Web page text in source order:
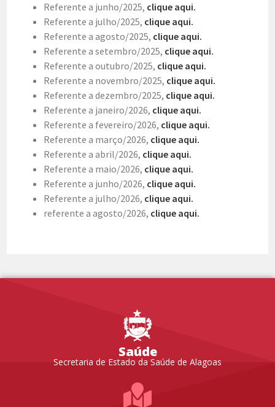
Referente a junho/2025, clique aqui.
Referente a julho/2025, clique aqui.
Referente a agosto/2025, clique aqui.
Referente a setembro/2025, clique aqui.
Referente a outubro/2025, clique aqui.
Referente a novembro/2025, clique aqui.
Referente a dezembro/2025, clique aqui.
Referente a janeiro/2026, clique aqui.
Referente a fevereiro/2026, clique aqui.
Referente a março/2026, clique aqui.
Referente a abril/2026, clique aqui.
Referente a maio/2026, clique aqui.
Referente a junho/2026, clique aqui.
Referente a julho/2026, clique aqui.
referente a agosto/2026, clique aqui.
Saúde
Secretaria de Estado da Saúde de Alagoas